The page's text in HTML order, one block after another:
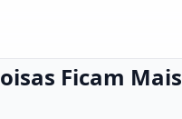
Ficam Mais